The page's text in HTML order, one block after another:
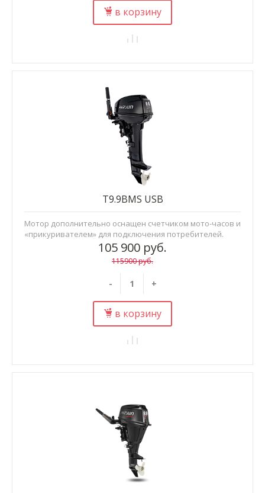
в корзину
105 900 руб.
115900 руб.
- +
в корзину
T9.9BMS USB
Мотор дополнительно оснащен счетчиком мото-часов и
«прикуривателем» для подключения потребителей.